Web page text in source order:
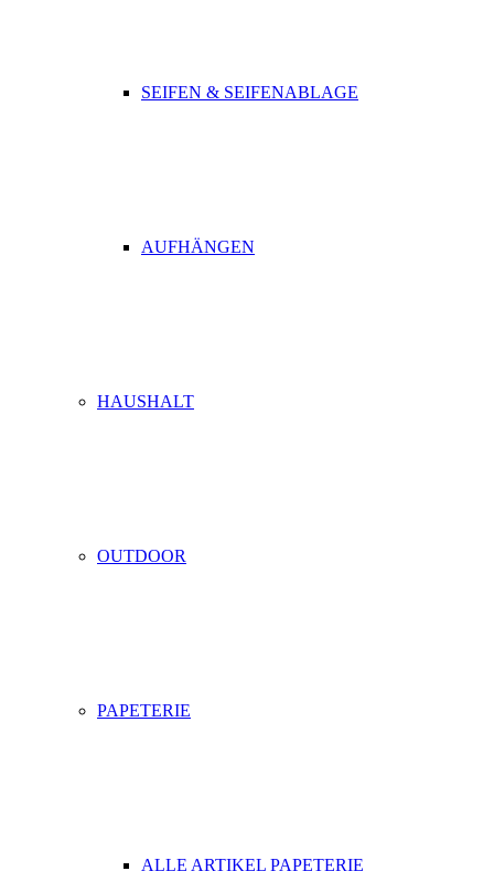
SEIFEN & SEIFENABLAGE
AUFHÄNGEN
HAUSHALT
OUTDOOR
PAPETERIE
ALLE ARTIKEL PAPETERIE